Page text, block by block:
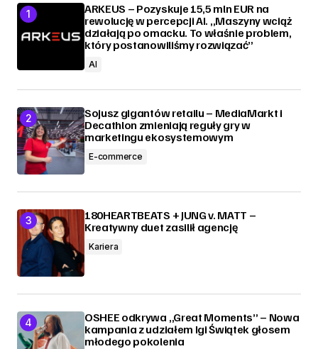
ARKEUS – Pozyskuje 15,5 mln EUR na
rewolucję w percepcji AI. „Maszyny wciąż
działają po omacku. To właśnie problem,
który postanowiliśmy rozwiązać”
AI
Sojusz gigantów retailu – MediaMarkt i
Decathlon zmieniają reguły gry w
marketingu ekosystemowym
E-commerce
180HEARTBEATS + JUNG v. MATT –
Kreatywny duet zasilił agencję
Kariera
OSHEE odkrywa „Great Moments” – Nowa
kampania z udziałem Igi Świątek głosem
młodego pokolenia